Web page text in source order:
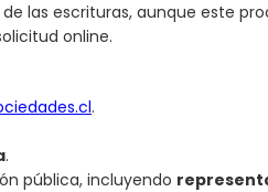
las escrituras, aunque este
online.
.
.
pública, incluyendo